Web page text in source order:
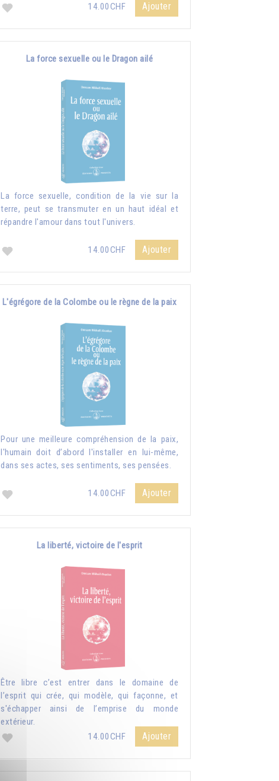
14.00CHF
Ajouter
La force sexuelle ou le Dragon ailé
La force sexuelle, condition de la vie sur la
terre, peut se transmuter en un haut idéal et
répandre l'amour dans tout l'univers.
14.00CHF Ajouter
L'égrégore de la Colombe ou le règne de la paix
Pour une meilleure compréhension de la paix,
l'humain doit d’abord l'installer en lui-même,
dans ses actes, ses sentiments, ses pensées.
14.00CHF Ajouter
La liberté, victoire de l'esprit
Être libre c’est entrer dans le domaine de
l’esprit qui crée, qui modèle, qui façonne, et
s'échapper ainsi de l’emprise du monde
extérieur.
14.00CHF
Ajouter